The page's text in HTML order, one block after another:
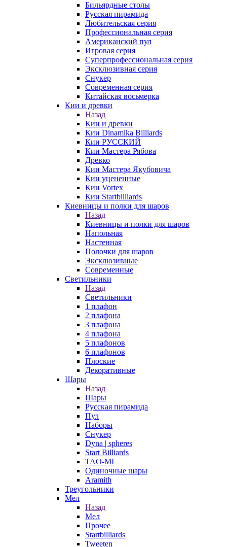
Бильярдные столы
Русская пирамида
Любительская серия
Профессиональная серия
Американский пул
Игровая серия
Суперпрофессиональная серия
Эксклюзивная серия
Снукер
Современная серия
Китайская восьмерка
Кии и древки
Назад
Кии и древки
Кии Dinamika Billiards
Кии РУССКИЙ
Кии Мастера Рябова
Древко
Кии Мастера Якубовича
Кии уцененные
Кии Vortex
Кии Startbilliards
Киевницы и полки для шаров
Назад
Киевницы и полки для шаров
Напольная
Настенная
Полочки для шаров
Эксклюзивные
Современные
Светильники
Назад
Светильники
1 плафон
2 плафона
3 плафона
4 плафона
5 плафонов
6 плафонов
Плоские
Декоративные
Шары
Назад
Шары
Русская пирамида
Пул
Наборы
Снукер
Dyna | spheres
Start Billiards
TAO-MI
Одиночные шары
Aramith
Треугольники
Мел
Назад
Мел
Прочее
Startbilliards
Tweeten